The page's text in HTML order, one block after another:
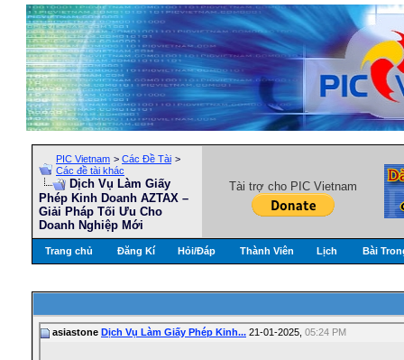
PIC Vietnam > Các Đề Tài >
Các đề tài khác
Dịch Vụ Làm Giấy
Phép Kinh Doanh AZTAX –
Giải Pháp Tối Ưu Cho
Doanh Nghiệp Mới
Tài trợ cho PIC Vietnam
Trang chủ Đăng Kí Hỏi/Ðáp Thành Viên Lịch Bài
asiastone Dịch Vụ Làm Giấy Phép Kinh... 21-01-2025, 05:24 PM